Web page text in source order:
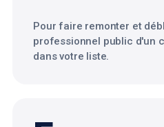
Pour faire remonter et
professionnel public d'un
dans votre liste.